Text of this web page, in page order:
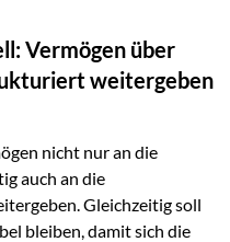
effizienter
übermittelt,
Bearbeitung
juristische Personen,
als
Damit erweitert
der Private Wealth
Vermögen über
weitergeben
nicht nur an die
auch an die
Gleichzeitig soll
bleiben, damit sich die